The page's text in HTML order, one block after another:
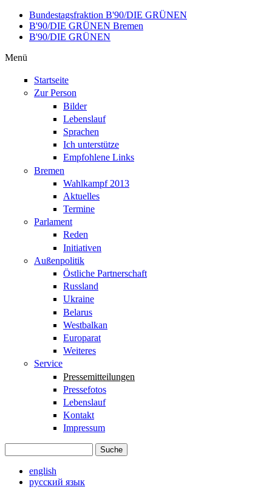
Direkt zum Inhalt
Bundestagsfraktion B'90/DIE GRÜNEN
B'90/DIE GRÜNEN Bremen
B'90/DIE GRÜNEN
Menü
Startseite
Zur Person
Bilder
Lebenslauf
Sprachen
Ich unterstütze
Empfohlene Links
Bremen
Wahlkampf 2013
Aktuelles
Termine
Parlament
Reden
Initiativen
Außenpolitik
Östliche Partnerschaft
Russland
Ukraine
Belarus
Westbalkan
Europarat
Weiteres
Service
Pressemitteilungen
Pressefotos
Lebenslauf
Kontakt
Impressum
english
русский язык